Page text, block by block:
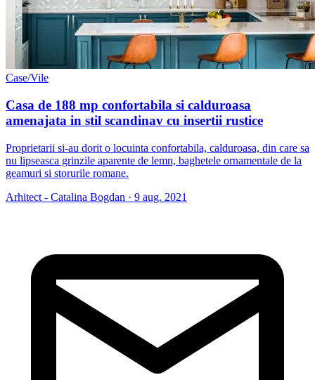
Case/Vile
Casa de 188 mp confortabila si calduroasa
amenajata in stil scandinav cu insertii rustice
Proprietarii si-au dorit o locuinta confortabila, calduroasa, din care sa
nu lipseasca grinzile aparente de lemn, baghetele ornamentale de la
geamuri si storurile romane.
Arhitect - Catalina Bogdan · 9 aug. 2021